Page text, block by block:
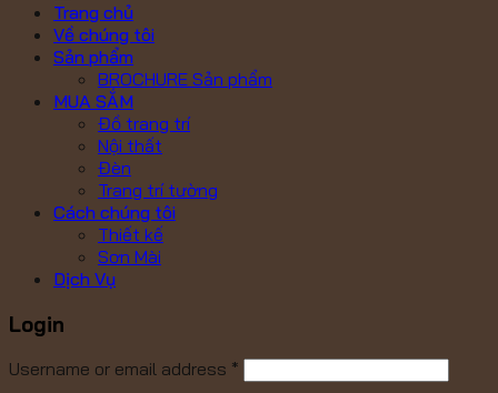
Trang chủ
Về chúng tôi
Sản phẩm
BROCHURE Sản phẩm
MUA SẮM
Đồ trang trí
Nội thất
Đèn
Trang trí tường
Cách chúng tôi
Thiết kế
Sơn Mài
Dịch Vụ
Login
Username or email address *